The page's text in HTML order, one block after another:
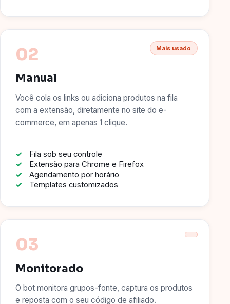
02 Mais usado
Manual
Você cola os links ou adiciona produtos na fila
com a extensão, diretamente no site do e-
commerce, em apenas 1 clique.
Fila sob seu controle
Extensão para Chrome e Firefox
Agendamento por horário
Templates customizados
03
Monitorado
O bot monitora grupos-fonte, captura os produtos
e reposta com o seu código de afiliado.